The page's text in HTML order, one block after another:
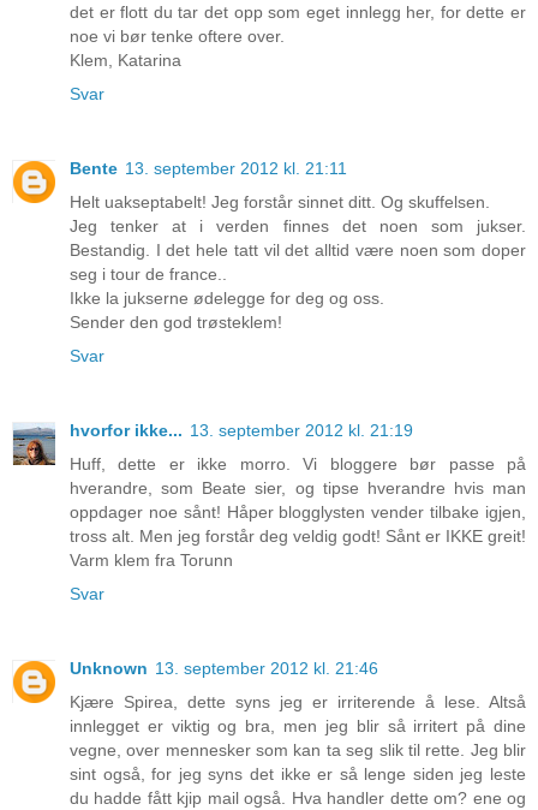
det er flott du tar det opp som eget innlegg her, for dette er
noe vi bør tenke oftere over.
Klem, Katarina
Svar
Bente 13. september 2012 kl. 21:11
Helt uakseptabelt! Jeg forstår sinnet ditt. Og skuffelsen.
Jeg tenker at i verden finnes det noen som jukser.
Bestandig. I det hele tatt vil det alltid være noen som doper
seg i tour de france..
Ikke la jukserne ødelegge for deg og oss.
Sender den god trøsteklem!
Svar
hvorfor ikke... 13. september 2012 kl. 21:19
Huff, dette er ikke morro. Vi bloggere bør passe på
hverandre, som Beate sier, og tipse hverandre hvis man
oppdager noe sånt! Håper blogglysten vender tilbake igjen,
tross alt. Men jeg forstår deg veldig godt! Sånt er IKKE greit!
Varm klem fra Torunn
Svar
Unknown 13. september 2012 kl. 21:46
Kjære Spirea, dette syns jeg er irriterende å lese. Altså
innlegget er viktig og bra, men jeg blir så irritert på dine
vegne, over mennesker som kan ta seg slik til rette. Jeg blir
sint også, for jeg syns det ikke er så lenge siden jeg leste
du hadde fått kjip mail også. Hva handler dette om? ene og